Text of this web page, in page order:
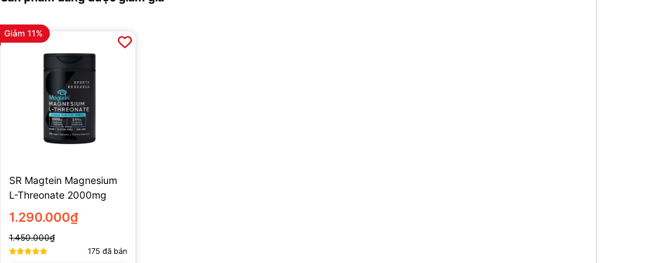
Giảm 11%
SR Magtein Magnesium
L-Threonate 2000mg
(135 Viên)
1.290.000₫
1.450.000₫
175 đã bán